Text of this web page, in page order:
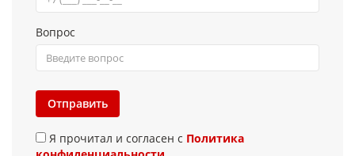
Вопрос
Отправить
Я прочитал и согласен с Политика